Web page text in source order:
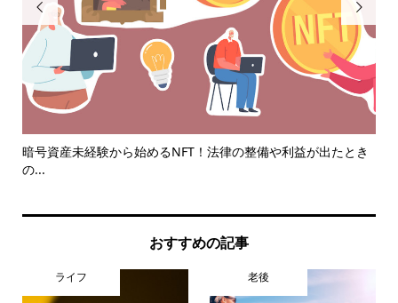

暗号資産未経験から始めるNFT！法律の整備や利益が出たとき
の...

おすすめの記事
ライフ 老後